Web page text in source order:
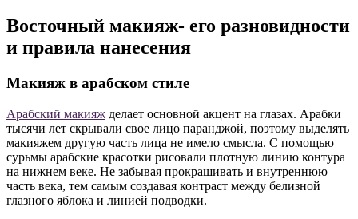
Восточный макияж- его разновидности
и правила нанесения
Макияж в арабском стиле
Арабский макияж делает основной акцент на глазах. Арабки
тысячи лет скрывали свое лицо паранджой, поэтому выделять
макияжем другую часть лица не имело смысла. С помощью
сурьмы арабские красотки рисовали плотную линию контура
на нижнем веке. Не забывая прокрашивать и внутреннюю
часть века, тем самым создавая контраст между белизной
глазного яблока и линией подводки.